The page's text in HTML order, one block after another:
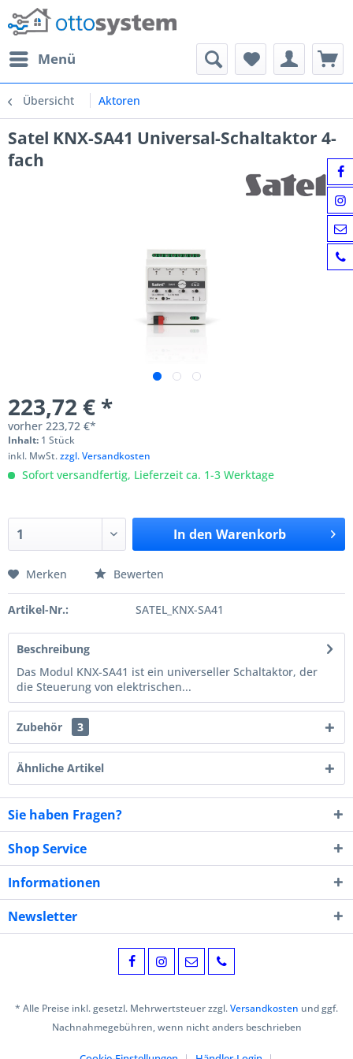
Menü
Übersicht Aktoren
Satel KNX-SA41 Universal-Schaltaktor 4-
fach
223,72 € *
vorher 223,72 €*
Inhalt: 1 Stück
inkl. MwSt.zzgl. Versandkosten
Sofort versandfertig, Lieferzeit ca. 1-3 Werktage
In den Warenkorb
Merken Bewerten
Artikel-Nr.: SATEL_KNX-SA41
Beschreibung
Das Modul KNX-SA41 ist ein universeller Schaltaktor, der
die Steuerung von elektrischen...
Zubehör 3
Ähnliche Artikel
Sie haben Fragen?
Shop Service
Informationen
Newsletter
* Alle Preise inkl. gesetzl. Mehrwertsteuer zzgl.Versandkosten und ggf.
Nachnahmegebühren, wenn nicht anders beschrieben